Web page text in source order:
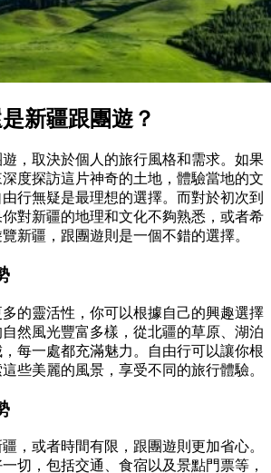
新疆跟團遊？
，取決於個人的旅行風格和需求。如果
度探訪這片神奇的土地，體驗當地的文
行無疑是最理想的選擇。而對於初次到
對新疆的地理和文化不夠熟悉，或者希
新疆，跟團遊則是一個不錯的選擇。
的靈活性，你可以根據自己的興趣選擇
然風光豐富多樣，從北疆的草原、湖泊
每一處都充滿魅力。自由行可以讓你根
些美麗的風景，享受不同的旅行體驗。
，或者時間有限，跟團遊則更加省心。
切，包括交通、食宿以及景點門票等，